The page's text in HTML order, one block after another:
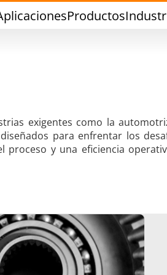
Productos
Soldadura de
Conformado en
exigentes como la
para enfrentar los
y una eficiencia